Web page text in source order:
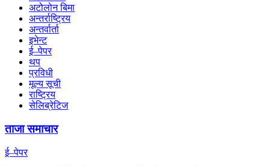
अटोलोन बिमा
अन्तर्राष्ट्रिय
अन्तर्वार्ता
इभेन्ट
ई–पेपर
थप
प्रविधी
मूल्य सूची
राष्ट्रिय
सेलिब्रेटिज
ताजा समाचार
ई–पेपर